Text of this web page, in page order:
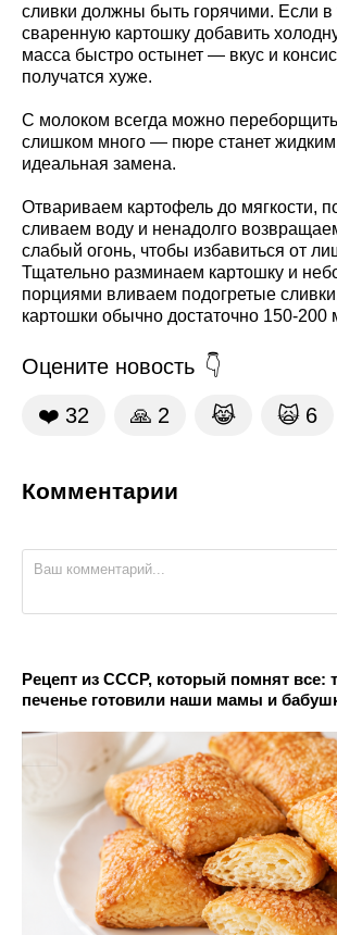
сливки должны быть горячими. Если в
сваренную картошку добавить
масса быстро остынет — вкус и
получатся хуже.
С молоком всегда можно
слишком много — пюре станет
идеальная замена.
Отвариваем картофель до мягкости,
сливаем воду и ненадолго
слабый огонь, чтобы избавиться от
Тщательно разминаем картошку и
порциями вливаем подогретые
картошки обычно достаточно 150-200
Оцените новость
❤️ 32 🙏 2 😹 🙀 6
Комментарии
Рецепт из СССР, который помнят все:
печенье готовили наши мамы и